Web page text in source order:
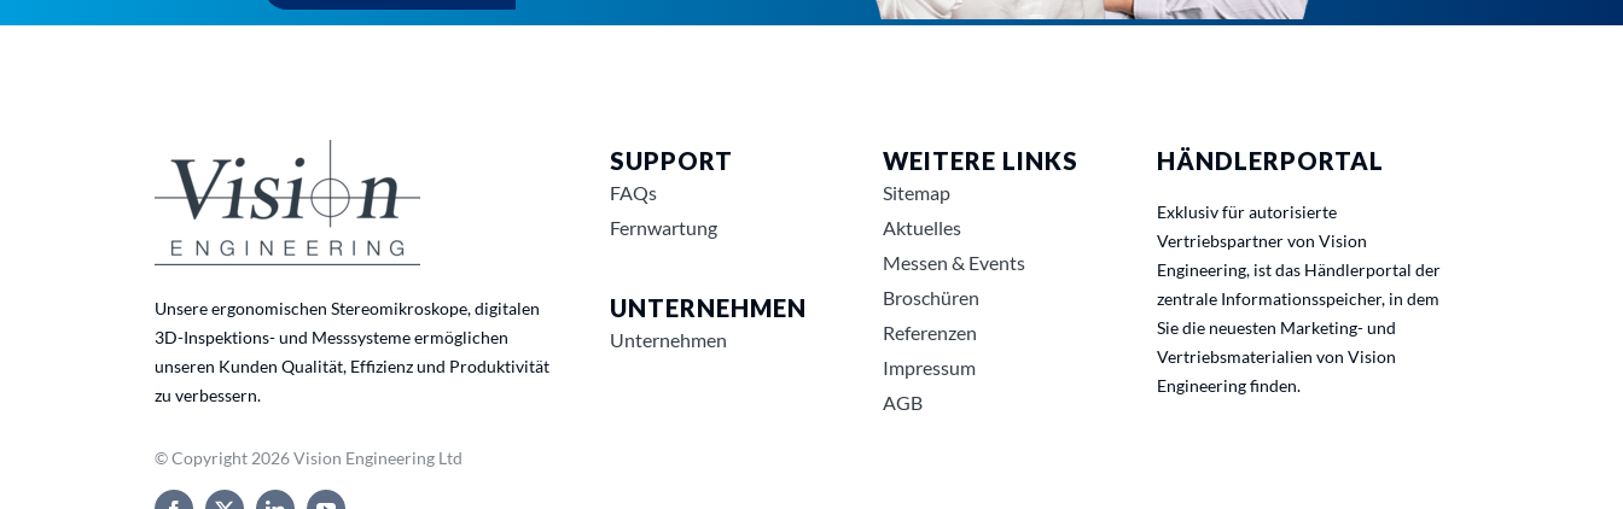
Unsere ergonomischen Stereomikroskope, digitalen
3D-Inspektions- und Messsysteme ermöglichen
unseren Kunden Qualität, Effizienz und Produktivität
zu verbessern.
© Copyright 2026 Vision Engineering Ltd
SUPPORT
FAQs
Fernwartung
UNTERNEHMEN
Unternehmen
WEITERE LINKS
Sitemap
Aktuelles
Messen & Events
Broschüren
Referenzen
Impressum
AGB
HÄNDLERPORTAL
Exklusiv für autorisierte
Vertriebspartner von Vision
Engineering, ist das Händlerportal der
zentrale Informationsspeicher, in dem
Sie die neuesten Marketing- und
Vertriebsmaterialien von Vision
Engineering finden.